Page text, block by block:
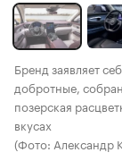
Бренд заявляет
добротные,
позерская
вкусах
(Фото: Александр